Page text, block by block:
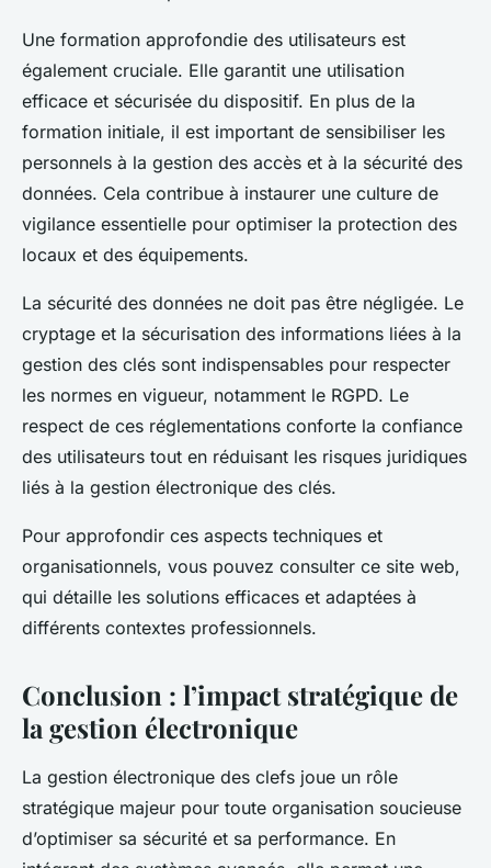
Une formation approfondie des utilisateurs est
également cruciale. Elle garantit une utilisation
efficace et sécurisée du dispositif. En plus de la
formation initiale, il est important de sensibiliser les
personnels à la gestion des accès et à la sécurité des
données. Cela contribue à instaurer une culture de
vigilance essentielle pour optimiser la protection des
locaux et des équipements.
La sécurité des données ne doit pas être négligée. Le
cryptage et la sécurisation des informations liées à la
gestion des clés sont indispensables pour respecter
les normes en vigueur, notamment le RGPD. Le
respect de ces réglementations conforte la confiance
des utilisateurs tout en réduisant les risques juridiques
liés à la gestion électronique des clés.
Pour approfondir ces aspects techniques et
organisationnels, vous pouvez consulter ce site web,
qui détaille les solutions efficaces et adaptées à
différents contextes professionnels.
Conclusion : l’impact stratégique de
la gestion électronique
La gestion électronique des clefs joue un rôle
stratégique majeur pour toute organisation soucieuse
d’optimiser sa sécurité et sa performance. En